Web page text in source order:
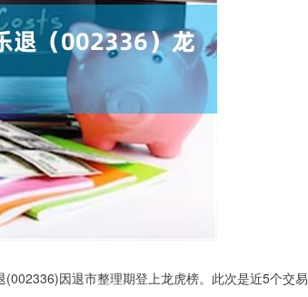
因退市整理期登上龙虎榜。此次是近5个交易